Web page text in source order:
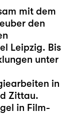
mit dem
den
Leipzig. Bis
unter
in
Zittau.
in Film-